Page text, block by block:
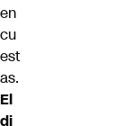
en
cu
est
as.
El
di